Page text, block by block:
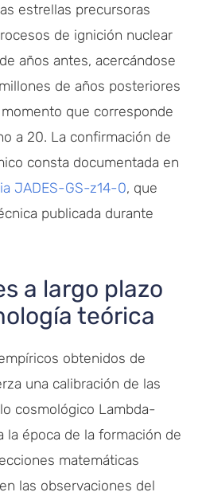
estrellas precursoras
de ignición nuclear
años antes, acercándose
de años posteriores
que corresponde
a 20. La confirmación de
consta documentada en
JADES-GS-z14-0, que
publicada durante
a largo plazo
teórica
obtenidos de
una calibración de las
cosmológico Lambda-
la época de la formación de
matemáticas
las observaciones del